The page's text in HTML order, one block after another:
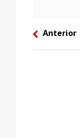
left Anterior